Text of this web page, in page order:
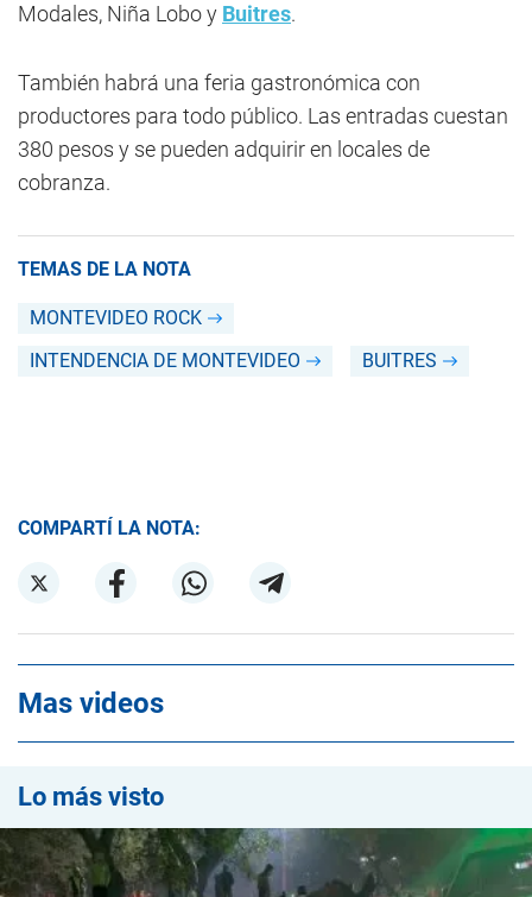
Modales, Niña Lobo y Buitres.
También habrá una feria gastronómica con
productores para todo público. Las entradas cuestan
380 pesos y se pueden adquirir en locales de
cobranza.
TEMAS DE LA NOTA
MONTEVIDEO ROCK
INTENDENCIA DE MONTEVIDEO
BUITRES
COMPARTÍ LA NOTA:
Mas videos
Lo más visto